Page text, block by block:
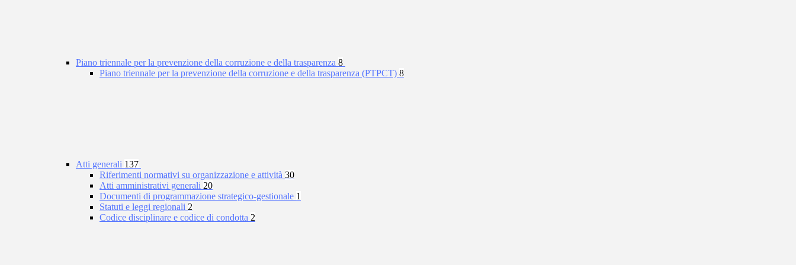
Piano triennale per la prevenzione della corruzione e della trasparenza 8
Piano triennale per la prevenzione della corruzione e della trasparenza (PTPCT) 8
Atti generali 137
Riferimenti normativi su organizzazione e attività 30
Atti amministrativi generali 20
Documenti di programmazione strategico-gestionale 1
Statuti e leggi regionali 2
Codice disciplinare e codice di condotta 2